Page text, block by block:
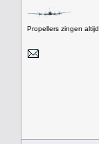
Propellers zingen altijd